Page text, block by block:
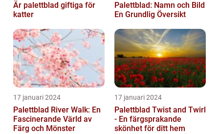
Är palettblad giftiga för
katter
Palettblad: Namn och Bild
En Grundlig Översikt
17 januari 2024
Palettblad River Walk: En
Fascinerande Värld av
Färg och Mönster
17 januari 2024
Palettblad Twist and Twirl
- En färgsprakande
skönhet för ditt hem